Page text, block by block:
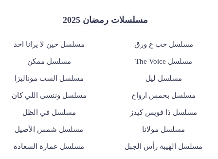
مسلسلات رمضان 2025
مسلسل حب ع ورق مسلسل حين لا يرانا احد
مسلسل The Voice مسلسل ممكن
مسلسل ليل مسلسل الست موناليزا
مسلسل بخمس ارواح مسلسل وننسى اللي كان
مسلسل ذا فويس كيدز مسلسل في الظل
مسلسل مولانا مسلسل شمس الأصيل
مسلسل الهيبة رأس الجبل مسلسل عمارة السعادة